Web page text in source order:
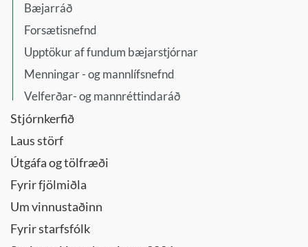
Bæjarráð
Forsætisnefnd
Upptökur af fundum bæjarstjórnar
Menningar - og mannlífsnefnd
Velferðar- og mannréttindaráð
Stjórnkerfið
Laus störf
Útgáfa og tölfræði
Fyrir fjölmiðla
Um vinnustaðinn
Fyrir starfsfólk